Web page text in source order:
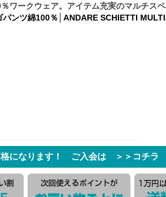
ワークウェア。アイテム充実のマルチスペ
ンツ綿100％│ANDARE SCHIETTI
になります！ ご入会は ＞＞コチラ